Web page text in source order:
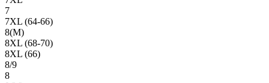
7
7XL (64-66)
8(М)
8XL (68-70)
8XL (66)
8/9
8